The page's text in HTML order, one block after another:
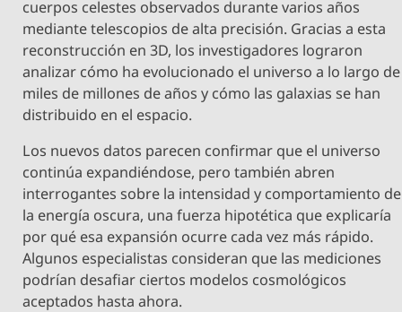
cuerpos celestes observados durante varios años
mediante telescopios de alta precisión. Gracias a esta
reconstrucción en 3D, los investigadores lograron
analizar cómo ha evolucionado el universo a lo largo de
miles de millones de años y cómo las galaxias se han
distribuido en el espacio.
Los nuevos datos parecen confirmar que el universo
continúa expandiéndose, pero también abren
interrogantes sobre la intensidad y comportamiento de
la energía oscura, una fuerza hipotética que explicaría
por qué esa expansión ocurre cada vez más rápido.
Algunos especialistas consideran que las mediciones
podrían desafiar ciertos modelos cosmológicos
aceptados hasta ahora.